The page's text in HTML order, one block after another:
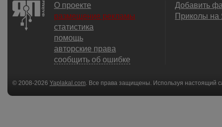
О проекте
размещение рекламы
статистика
помощь
авторские права
сообщить об ошибке
Добавить
Приколы
© 2008-2026 Yaplakal.com . Все права защищены. Используя настоящий
соглашения.